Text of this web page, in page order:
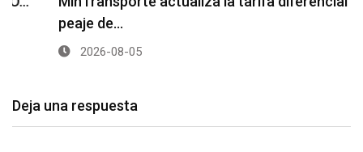
peaje de…
2026-08-05
Deja una respuesta